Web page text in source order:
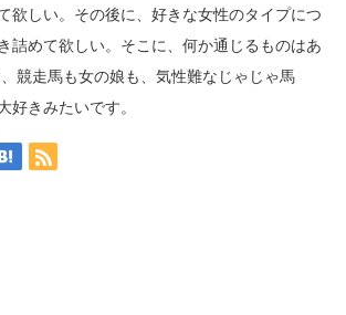
欲しい。その後に、好きな女性のタイプにつ
詰めて欲しい。そこに、何か通じるものはあ
競走馬も女の娘も、気性難なじゃじゃ馬
好きみたいです。